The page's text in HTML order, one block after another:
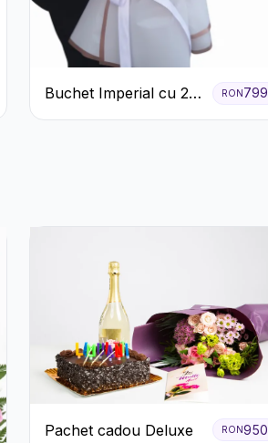
Buchet Imperial cu 25
Trandafiri
RON799
Pachet cadou Deluxe RON950